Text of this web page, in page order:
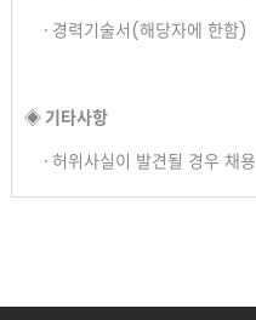
∙ 경력기술서(해당자에 한함)
◈ 기타사항
∙ 허위사실이 발견될 경우 채